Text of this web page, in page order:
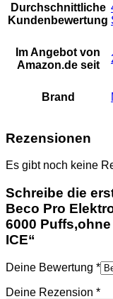
Durchschnittliche
Kundenbewertung
Im Angebot von
Amazon.de seit
Brand
Rezensionen
Es gibt noch keine
Schreibe die
Beco Pro
6000
ICE“
Deine Bewertung *
Deine Rezension *